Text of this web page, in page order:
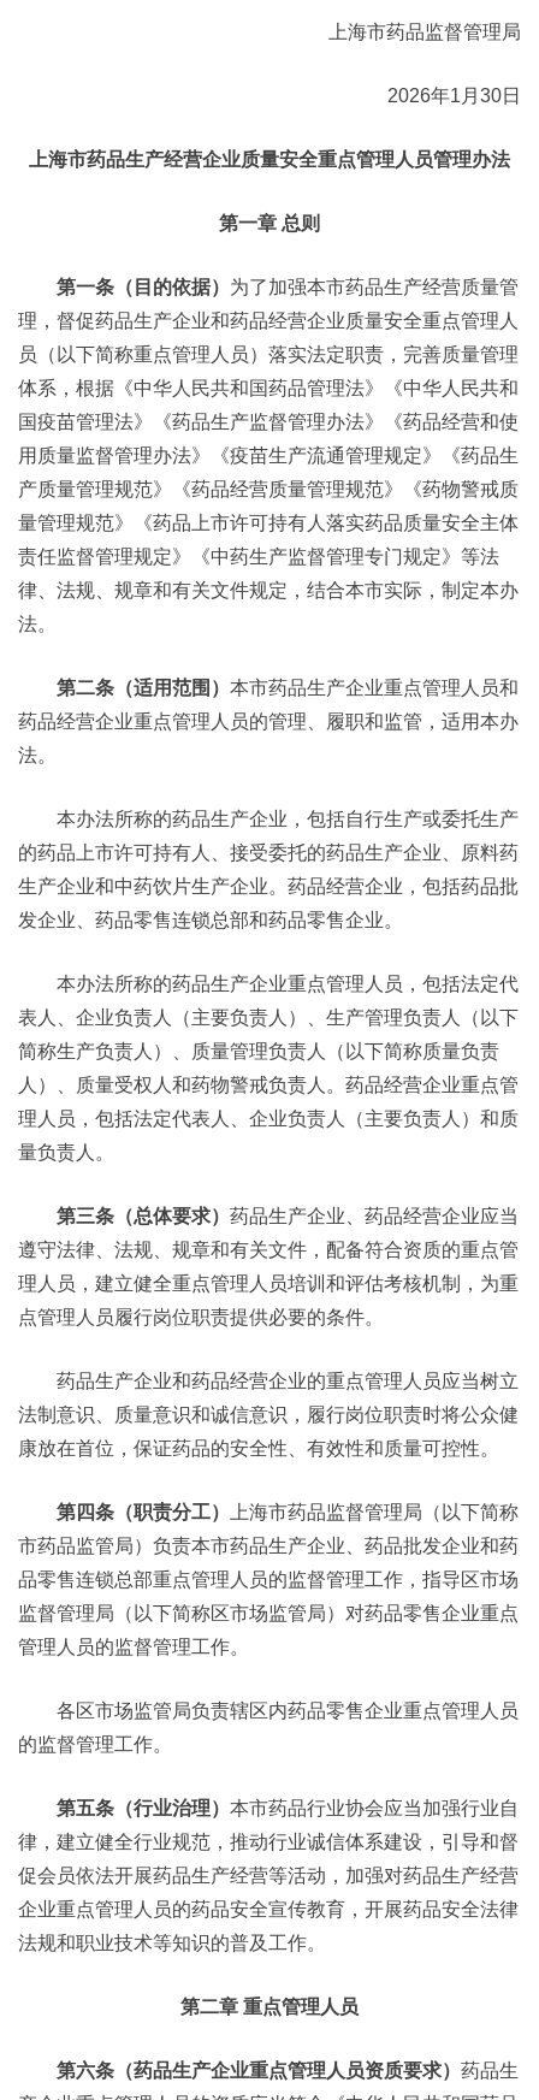
上海市药品监督管理局
2026年1月30日
上海市药品生产经营企业质量安全重点管理人员管理办法
第一章 总则
第一条（目的依据） 为了加强本市药品生产经营质量管
理，督促药品生产企业和药品经营企业质量安全重点管理人
员（以下简称重点管理人员）落实法定职责，完善质量管理
体系，根据《中华人民共和国药品管理法》《中华人民共和
国疫苗管理法》《药品生产监督管理办法》《药品经营和使
用质量监督管理办法》《疫苗生产流通管理规定》《药品生
产质量管理规范》《药品经营质量管理规范》《药物警戒质
量管理规范》《药品上市许可持有人落实药品质量安全主体
责任监督管理规定》《中药生产监督管理专门规定》等法
律、法规、规章和有关文件规定，结合本市实际，制定本办
法。
第二条（适用范围） 本市药品生产企业重点管理人员和
药品经营企业重点管理人员的管理、履职和监管，适用本办
法。
本办法所称的药品生产企业，包括自行生产或委托生产
的药品上市许可持有人、接受委托的药品生产企业、原料药
生产企业和中药饮片生产企业。药品经营企业，包括药品批
发企业、药品零售连锁总部和药品零售企业。
本办法所称的药品生产企业重点管理人员，包括法定代
表人、企业负责人（主要负责人）、生产管理负责人（以下
简称生产负责人）、质量管理负责人（以下简称质量负责
人）、质量受权人和药物警戒负责人。药品经营企业重点管
理人员，包括法定代表人、企业负责人（主要负责人）和质
量负责人。
第三条（总体要求） 药品生产企业、药品经营企业应当
遵守法律、法规、规章和有关文件，配备符合资质的重点管
理人员，建立健全重点管理人员培训和评估考核机制，为重
点管理人员履行岗位职责提供必要的条件。
药品生产企业和药品经营企业的重点管理人员应当树立
法制意识、质量意识和诚信意识，履行岗位职责时将公众健
康放在首位，保证药品的安全性、有效性和质量可控性。
第四条（职责分工）
上海市药品监督管理局（以下简称
市药品监管局）负责本市药品生产企业、药品批发企业和药
品零售连锁总部重点管理人员的监督管理工作，指导区市场
监督管理局（以下简称区市场监管局）对药品零售企业重点
管理人员的监督管理工作。
各区市场监管局负责辖区内药品零售企业重点管理人员
的监督管理工作。
第五条（行业治理） 本市药品行业协会应当加强行业自
律，建立健全行业规范，推动行业诚信体系建设，引导和督
促会员依法开展药品生产经营等活动，加强对药品生产经营
企业重点管理人员的药品安全宣传教育，开展药品安全法律
法规和职业技术等知识的普及工作。
第二章 重点管理人员
第六条（药品生产企业重点管理人员资质要求） 药品生